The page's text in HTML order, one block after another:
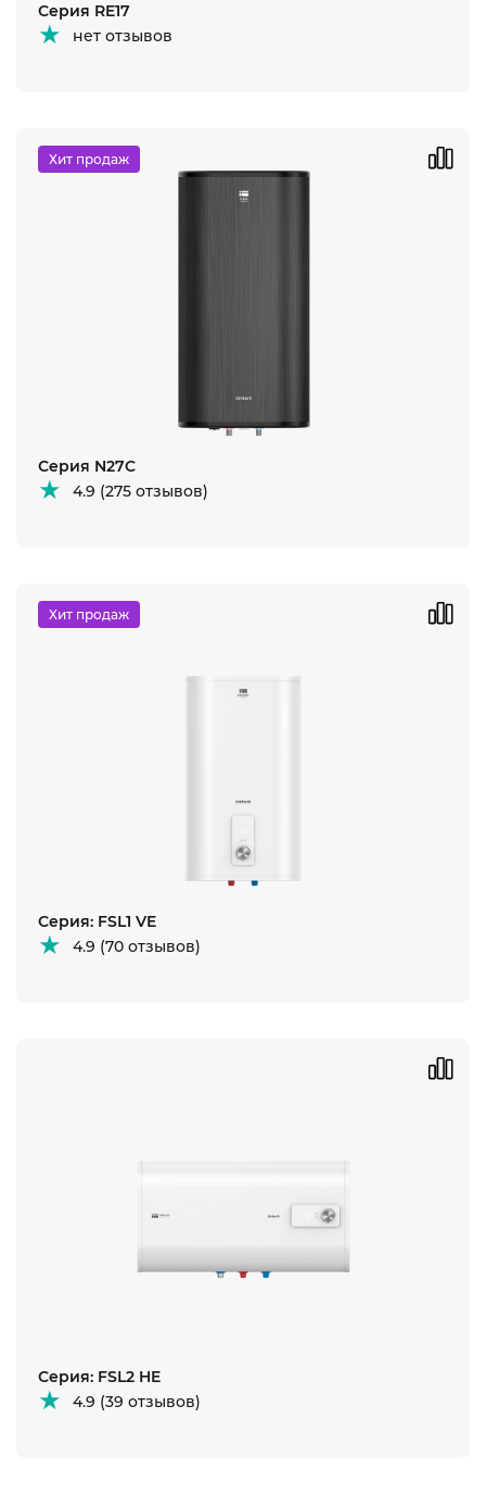
Серия RE17
нет отзывов
Хит продаж
Серия N27C
4.9 (275 отзывов)
Хит продаж
Серия: FSL1 VE
4.9 (70 отзывов)
Серия: FSL2 HE
4.9 (39 отзывов)